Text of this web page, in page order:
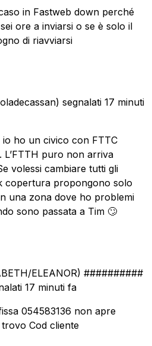
in Fastweb down perché
ore a inviarsi o se è solo il
di riavviarsi
segnalati 17 minuti
io ho un civico con FTTC
L’FTTH puro non arriva
volessi cambiare tutti gli
copertura propongono solo
una zona dove ho problemi
sono passata a Tim 🙄
ELEANOR) ##########
17 minuti fa
054583136 non apre
Cod cliente